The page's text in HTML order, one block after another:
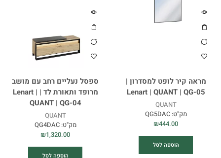
מראה קיר לופט למסדרון |
Lenart | QUANT | QG-05
QUANT
מק"ט:QG5DAC
₪444.00
הוספה לסל
ספסל נעליים רחב עם מושב
מרופד ותאורת לד | Lenart |
QUANT | QG-04
QUANT
מק"ט:QG4DAC
₪1,320.00
הוספה לסל